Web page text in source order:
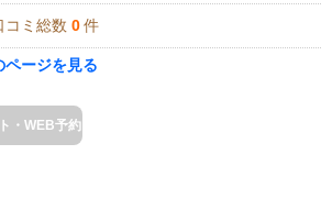
コミ総数 0 件
ページを見る
・WEB予約